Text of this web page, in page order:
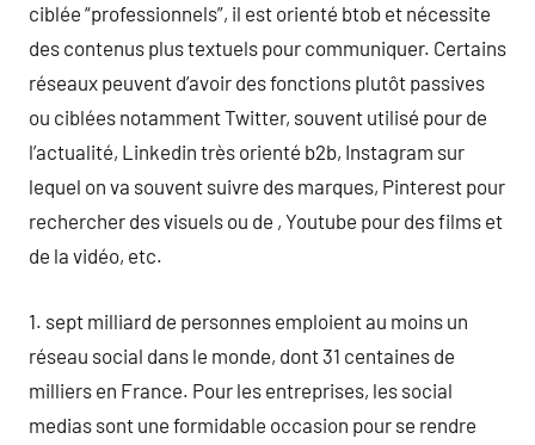
ciblée “professionnels”, il est orienté btob et nécessite
des contenus plus textuels pour communiquer. Certains
réseaux peuvent d’avoir des fonctions plutôt passives
ou ciblées notamment Twitter, souvent utilisé pour de
l’actualité, Linkedin très orienté b2b, Instagram sur
lequel on va souvent suivre des marques, Pinterest pour
rechercher des visuels ou de , Youtube pour des films et
de la vidéo, etc.
1. sept milliard de personnes emploient au moins un
réseau social dans le monde, dont 31 centaines de
milliers en France. Pour les entreprises, les social
medias sont une formidable occasion pour se rendre